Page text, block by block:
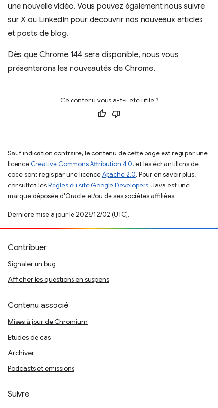
une nouvelle vidéo. Vous pouvez également nous suivre
sur X ou LinkedIn pour découvrir nos nouveaux articles
et posts de blog.
Dès que Chrome 144 sera disponible, nous vous
présenterons les nouveautés de Chrome.
Ce contenu vous a-t-il été utile ?
Sauf indication contraire, le contenu de cette page est régi par une
licence Creative Commons Attribution 4.0, et les échantillons de
code sont régis par une licenceApache 2.0. Pour en savoir plus,
consultez lesRègles du site Google Developers. Java est une
marque déposée d'Oracle et/ou de ses sociétés affiliées.
Dernière mise à jour le 2025/12/02 (UTC).
Contribuer
Signaler un bug
Afficher les questions en suspens
Contenu associé
Mises à jour de Chromium
Études de cas
Archiver
Podcasts et émissions
Suivre